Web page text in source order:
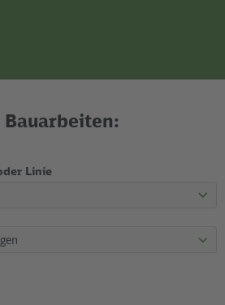
Linie